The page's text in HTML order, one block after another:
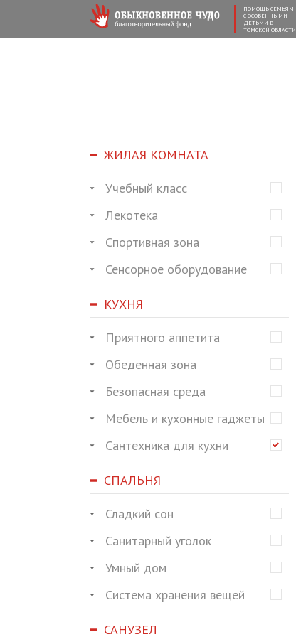
ПОМОЩЬ СЕМЬЯМ
С ОСОБЕННЫМИ
ДЕТЬМИ В
ТОМСКОЙ ОБЛАСТИ
ЖИЛАЯ КОМНАТА
Учебный класс
Лекотека
Спортивная зона
Сенсорное оборудование
КУХНЯ
Приятного аппетита
Обеденная зона
Безопасная среда
Мебель и кухонные гаджеты
Сантехника для кухни
СПАЛЬНЯ
Сладкий сон
Санитарный уголок
Умный дом
Система хранения вещей
САНУЗЕЛ